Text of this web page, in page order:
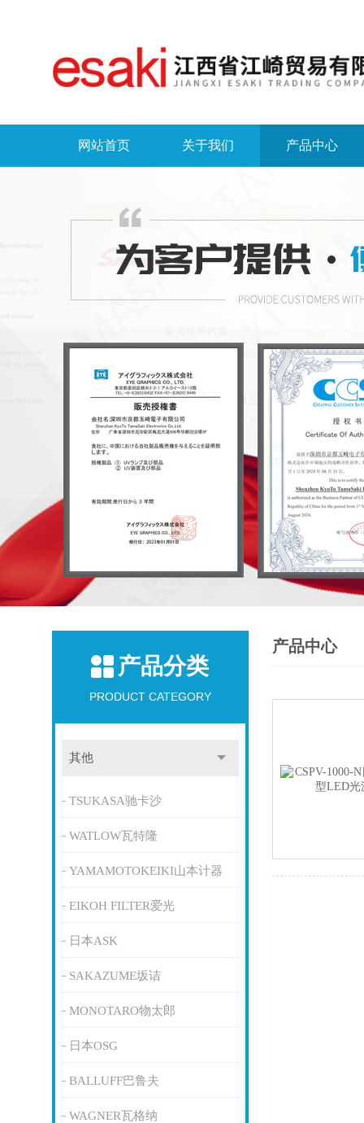
网站首页 关于我们 产品中心
产品分类
PRODUCT CATEGORY
其他
TSUKASA驰卡沙
WATLOW瓦特隆
YAMAMOTOKEIKI山本计器
EIKOH FILTER爱光
日本ASK
SAKAZUME坂诘
MONOTARO物太郎
日本OSG
BALLUFF巴鲁夫
WAGNER瓦格纳
产品中心